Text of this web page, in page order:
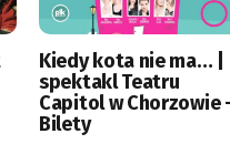
Kiedy kota nie ma… |
spektakl Teatru
Capitol w Chorzowie
Bilety